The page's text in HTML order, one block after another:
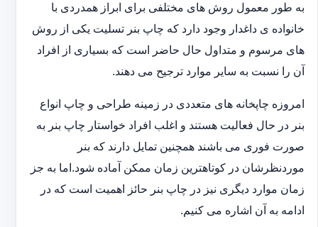
به طور معمول روش های مختلفی برای ابراز همدردی با
خانواده ی داغدار وجود دارد که چاپ بنر تسلیت یکی از روش
های مرسوم و متداول حال حاضر است که بسیاری از افراد
آن را نسبت به سایر موارد ترجیح می دهند.
امروزه چاپخانه های متعددی در زمینه طراحی و چاپ انواع
بنر در حال فعالیت هستند و اغلب افراد خواستار چاپ بنر به
صورت فوری می باشند همچنین تمایل دارند که بنر
موردنظرشان در کوتاهترین زمان ممکن آماده شود.اما به جز
زمان موارد دیگری نیز در چاپ بنر حائز اهمیت است که در
ادامه به آن اشاره می کنیم.